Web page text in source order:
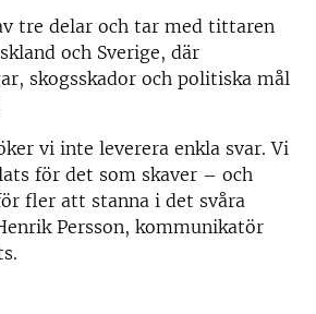
tre delar och tar med tittaren
och Sverige, där
skogsskador och politiska mål
vi inte leverera enkla svar. Vi
för det som skaver – och
fler att stanna i det svåra
Persson, kommunikatör